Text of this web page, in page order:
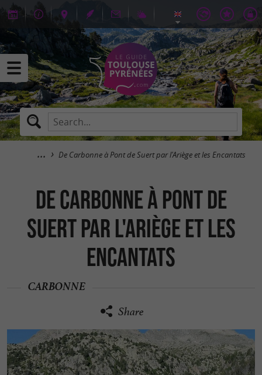
De Carbonne à Pont de Suert par l'Ariège et les Encantats
De Carbonne à Pont de
Suert par l'Ariège et les
Encantats
CARBONNE
Share